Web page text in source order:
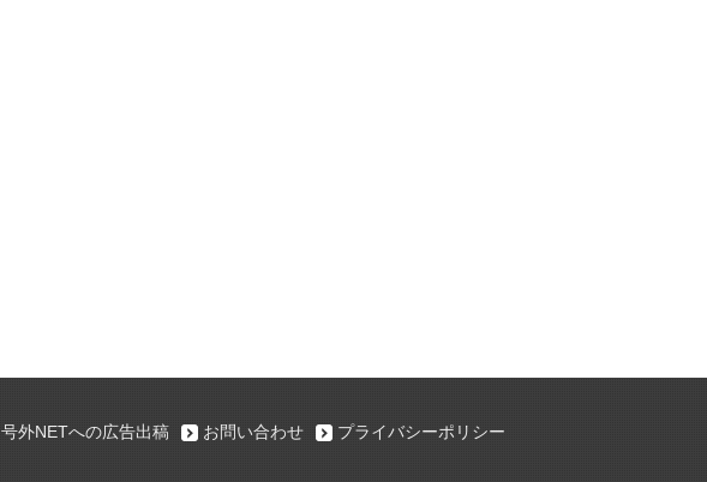
号外NETへの広告出稿 お問い合わせ
プライバシーポリシー